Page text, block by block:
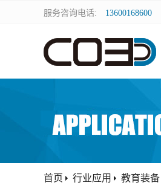
服务咨询电话: 13600168600
首页 行业应用 教育装备